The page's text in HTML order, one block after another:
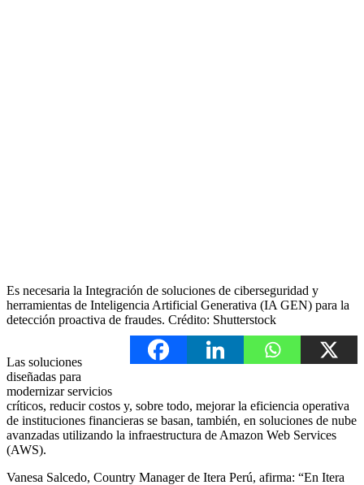
Es necesaria la Integración de soluciones de ciberseguridad y
herramientas de Inteligencia Artificial Generativa (IA GEN) para la
detección proactiva de fraudes. Crédito: Shutterstock
Las soluciones
diseñadas para
modernizar servicios
críticos, reducir costos y, sobre todo, mejorar la eficiencia operativa
de instituciones financieras se basan, también, en soluciones de nube
avanzadas utilizando la infraestructura de Amazon Web Services
(AWS).
Vanesa Salcedo, Country Manager de Itera Perú, afirma: “En Itera